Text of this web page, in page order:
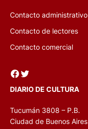
Contacto administrativo
Contacto de lectores
Contacto comercial
Facebook Twitter
DIARIO DE CULTURA
Tucumán 3808 – P.B.
Ciudad de Buenos Aires